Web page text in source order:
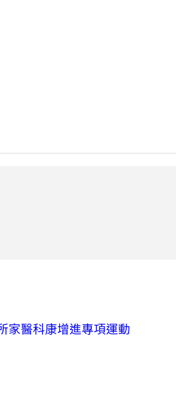
家醫科康增進專項運動